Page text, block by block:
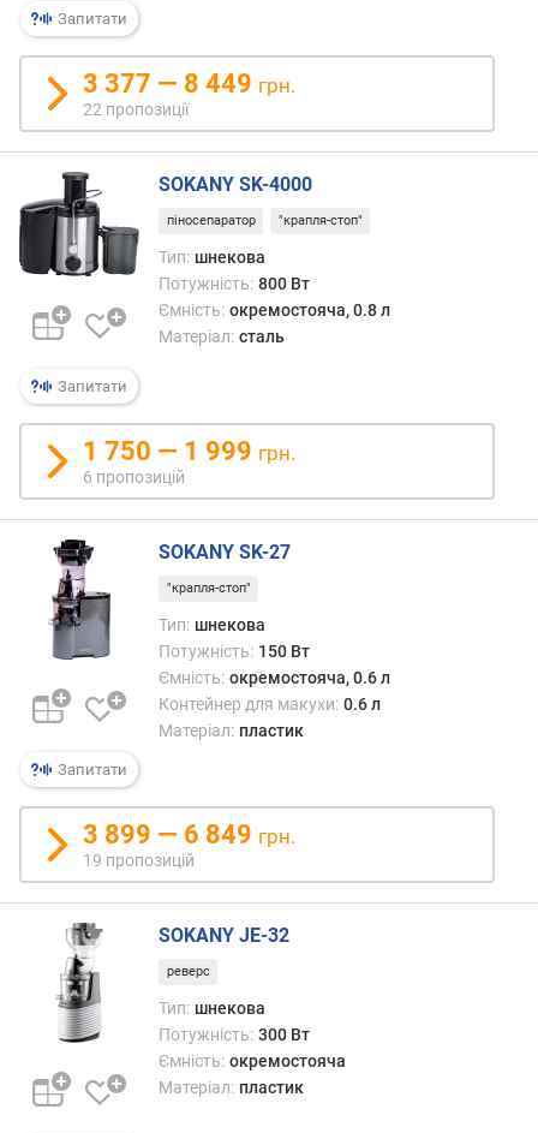
и
х
д
о
д
о
о
г
х
в
і
д
о
и
х
д
о
д
е
в
х
а
у
к
а
м
и
Запитати
3 377 — 8 449 грн.
22 пропозиції
Запитати
SOKANY SK-4000
піносепаратор "крапля-стоп"
Тип: шнекова
Потужність: 800 Вт
Ємність: окремостояча, 0.8 л
Матеріал: сталь
1 750 — 1 999 грн.
6 пропозицій
Запитати
SOKANY SK-27
"крапля-стоп"
Тип: шнекова
Потужність: 150 Вт
Ємність: окремостояча, 0.6 л
Контейнер для макухи: 0.6 л
Матеріал: пластик
3 899 — 6 849 грн.
19 пропозицій
SOKANY JE-32
реверс
Тип: шнекова
Потужність: 300 Вт
Ємність: окремостояча
Матеріал: пластик